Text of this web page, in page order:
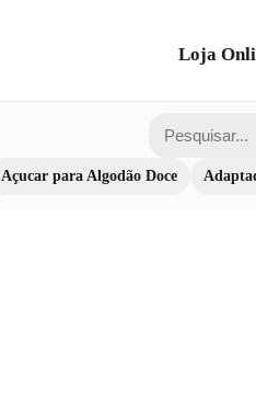
Loja
Açucar para Algodão Doce